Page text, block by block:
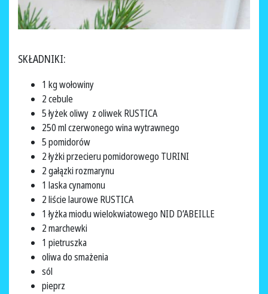
SKŁADNIKI:
1 kg wołowiny
2 cebule
5 łyżek oliwy z oliwek RUSTICA
250 ml czerwonego wina wytrawnego
5 pomidorów
2 łyżki przecieru pomidorowego TURINI
2 gałązki rozmarynu
1 laska cynamonu
2 liście laurowe RUSTICA
1 łyżka miodu wielokwiatowego NID D’ABEILLE
2 marchewki
1 pietruszka
oliwa do smażenia
sól
pieprz